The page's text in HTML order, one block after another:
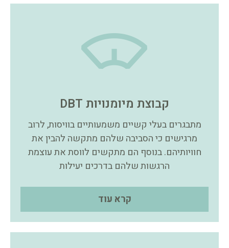
קבוצת מיומנויות DBT
מתבגרים בעלי קשיים משמעותיים בוויסות, לרוב
מרגישים כי הסביבה שלהם מתקשה להבין את
חוויותיהם. בנוסף הם מתקשים לווסת את עוצמת
הרגשות שלהם בדרכים יעילות
קרא עוד